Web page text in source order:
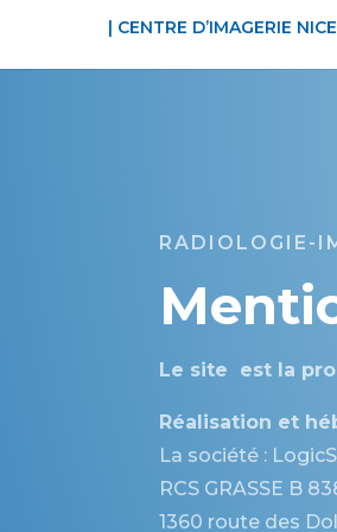
| CENTRE D’IMAGERIE
RADIOLOGIE-
Le site est la
Réalisation et
La société :
RCS GRASSE B
1360 route des